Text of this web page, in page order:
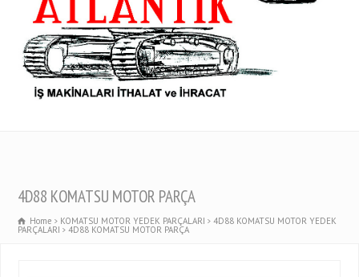
4D88 KOMATSU MOTOR PARÇA
Home KOMATSU MOTOR YEDEK PARÇALARI 4D88 KOMATSU MOTOR YEDEK
PARÇALARI 4D88 KOMATSU MOTOR PARÇA